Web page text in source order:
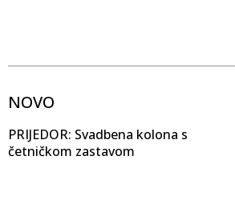
NOVO
PRIJEDOR: Svadbena kolona s
četničkom zastavom